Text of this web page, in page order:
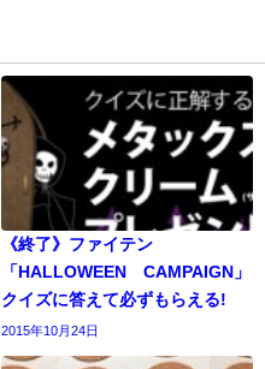
《終了》ファイテン
「HALLOWEEN CAMPAIGN」
クイズに答えて必ずもらえる!
2015年10月24日